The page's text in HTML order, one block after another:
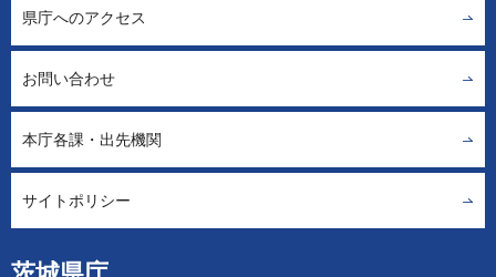
県庁へのアクセス
お問い合わせ
本庁各課・出先機関
サイトポリシー